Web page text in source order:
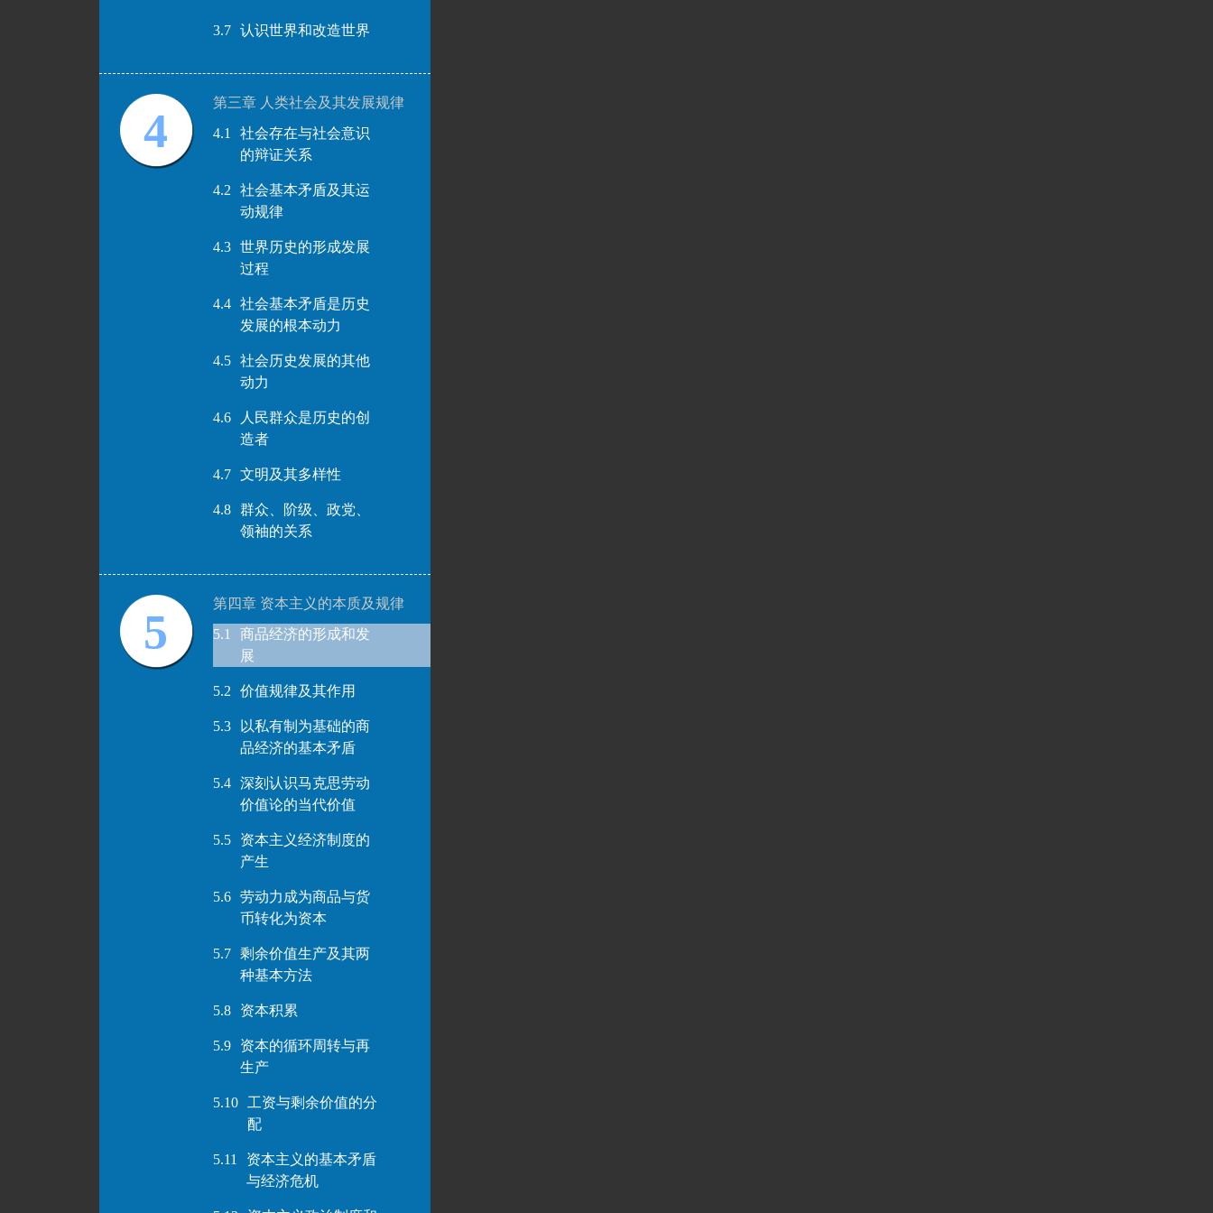
3.7 认识世界和改造世界
4
第三章 人类社会及其发展规律
4.1
社会存在与社会意识
的辩证关系
4.2
社会基本矛盾及其运
动规律
4.3
世界历史的形成发展
过程
4.4
社会基本矛盾是历史
发展的根本动力
4.5
社会历史发展的其他
动力
4.6
人民群众是历史的创
造者
4.7 文明及其多样性
4.8
群众、阶级、政党、
领袖的关系
5
第四章 资本主义的本质及规律
5.1
商品经济的形成和发
展
5.2 价值规律及其作用
5.3
以私有制为基础的商
品经济的基本矛盾
5.4
深刻认识马克思劳动
价值论的当代价值
5.5
资本主义经济制度的
产生
5.6
劳动力成为商品与货
币转化为资本
5.7
剩余价值生产及其两
种基本方法
5.8 资本积累
5.9
资本的循环周转与再
生产
5.10
工资与剩余价值的分
配
5.11
资本主义的基本矛盾
与经济危机